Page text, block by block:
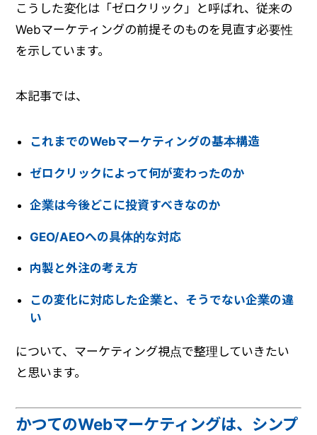
こうした変化は「ゼロクリック」と呼ばれ、従来の
Webマーケティングの前提そのものを見直す必要性
を示しています。
本記事では、
これまでのWebマーケティングの基本構造
ゼロクリックによって何が変わったのか
企業は今後どこに投資すべきなのか
GEO/AEOへの具体的な対応
内製と外注の考え方
この変化に対応した企業と、そうでない企業の違
い
について、マーケティング視点で整理していきたい
と思います。
かつてのWebマーケティングは、シンプ